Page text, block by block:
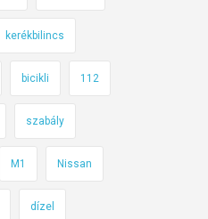
kerékbilincs
bicikli 112
szabály
M1 Nissan
dízel